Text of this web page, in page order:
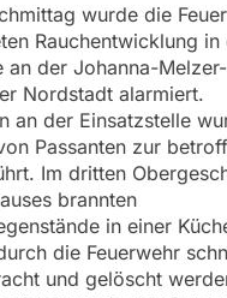
wurde die
Rauchentwicklung in
an der Johanna-
Nordstadt alarmiert.
an der Einsatzstelle
Passanten zur
Im dritten
brannten
in einer
die Feuerwehr
und gelöscht